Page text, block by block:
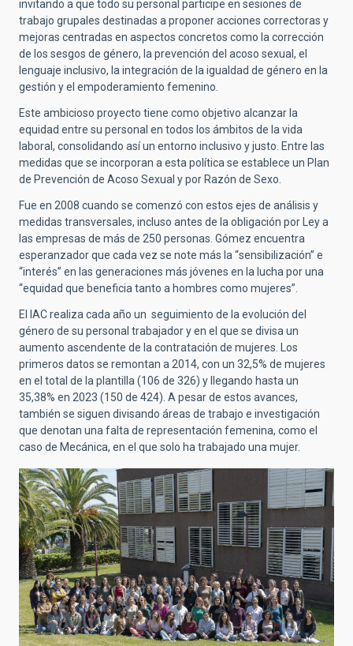
invitando a que todo su personal participe en sesiones de
trabajo grupales destinadas a proponer acciones correctoras y
mejoras centradas en aspectos concretos como la corrección
de los sesgos de género, la prevención del acoso sexual, el
lenguaje inclusivo, la integración de la igualdad de género en la
gestión y el empoderamiento femenino.
Este ambicioso proyecto tiene como objetivo alcanzar la
equidad entre su personal en todos los ámbitos de la vida
laboral, consolidando así un entorno inclusivo y justo. Entre las
medidas que se incorporan a esta política se establece un Plan
de Prevención de Acoso Sexual y por Razón de Sexo.
Fue en 2008 cuando se comenzó con estos ejes de análisis y
medidas transversales, incluso antes de la obligación por Ley a
las empresas de más de 250 personas. Gómez encuentra
esperanzador que cada vez se note más la “sensibilización” e
“interés” en las generaciones más jóvenes en la lucha por una
“equidad que beneficia tanto a hombres como mujeres”.
El IAC realiza cada año un seguimiento de la evolución del
género de su personal trabajador y en el que se divisa un
aumento ascendente de la contratación de mujeres. Los
primeros datos se remontan a 2014, con un 32,5% de mujeres
en el total de la plantilla (106 de 326) y llegando hasta un
35,38% en 2023 (150 de 424). A pesar de estos avances,
también se siguen divisando áreas de trabajo e investigación
que denotan una falta de representación femenina, como el
caso de Mecánica, en el que solo ha trabajado una mujer.